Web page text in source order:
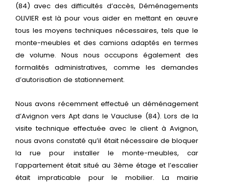
(84) avec des difficultés d’accès, Déménagements
OLIVIER est là pour vous aider en mettant en œuvre
tous les moyens techniques nécessaires, tels que le
monte-meubles et des camions adaptés en termes
de volume. Nous nous occupons également des
formalités administratives, comme les demandes
d’autorisation de stationnement.
Nous avons récemment effectué un déménagement
d’Avignon vers Apt dans le Vaucluse (84). Lors de la
visite technique effectuée avec le client à Avignon,
nous avons constaté qu’il était nécessaire de bloquer
la rue pour installer le monte-meubles, car
l’appartement était situé au 3ème étage et l’escalier
était impraticable pour le mobilier. La mairie